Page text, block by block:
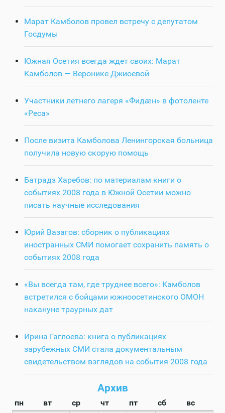
Марат Камболов провел встречу с депутатом
Госдумы
Южная Осетия всегда ждет своих: Марат
Камболов — Веронике Джиоевой
Участники летнего лагеря «Фидӕн» в фотоленте
«Реса»
После визита Камболова Ленингорская больница
получила новую скорую помощь
Батрадз Харебов: по материалам книги о
событиях 2008 года в Южной Осетии можно
писать научные исследования
Юрий Вазагов: сборник о публикациях
иностранных СМИ помогает сохранить память о
событиях 2008 года
«Вы всегда там, где труднее всего»: Камболов
встретился с бойцами южноосетинского ОМОН
накануне траурных дат
Ирина Гаглоева: книга о публикациях
зарубежных СМИ стала документальным
свидетельством взглядов на события 2008 года
Архив
пн вт ср чт пт сб
вс